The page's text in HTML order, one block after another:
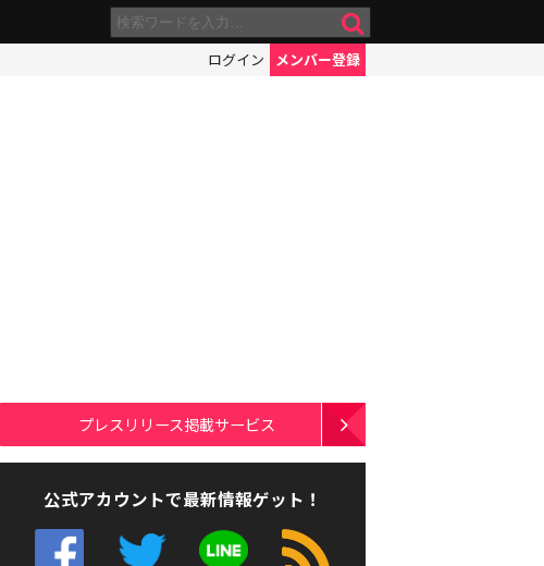
ログイン メンバー登録
プレスリリース掲載サービス
公式アカウントで最新情報ゲット！